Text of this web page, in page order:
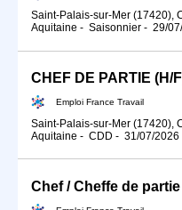
Saint-Palais-sur-Mer (17420),
Aquitaine - Saisonnier - 29/
CHEF DE PARTIE (H/
Emploi France Travail
Saint-Palais-sur-Mer (17420),
Aquitaine - CDD - 31/07/2026
Chef / Cheffe de